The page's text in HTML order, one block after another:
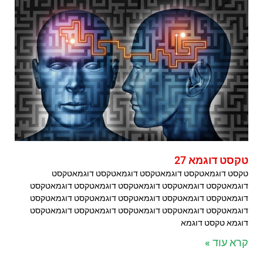
טקסט דוגמא 27
טקסט דוגמאטקסט דוגמאטקסט דוגמאטקסט דוגמאטקסט
דוגמאטקסט דוגמאטקסט דוגמאטקסט דוגמאטקסט דוגמאטקסט
דוגמאטקסט דוגמאטקסט דוגמאטקסט דוגמאטקסט דוגמאטקסט
דוגמאטקסט דוגמאטקסט דוגמאטקסט דוגמאטקסט דוגמאטקסט
דוגמא טקסט דוגמא
קרא עוד »